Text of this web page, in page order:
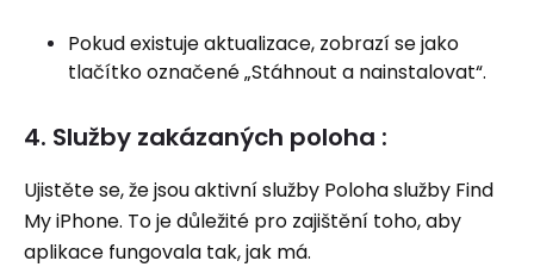
Pokud existuje aktualizace, zobrazí se jako
tlačítko označené „Stáhnout a nainstalovat“.
4. Služby zakázaných poloha :
Ujistěte se, že jsou aktivní služby Poloha služby Find
My iPhone. To je důležité pro zajištění toho, aby
aplikace fungovala tak, jak má.